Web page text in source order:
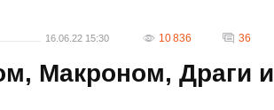
16.06.22 15:30 10 836 36
Макроном, Драги и